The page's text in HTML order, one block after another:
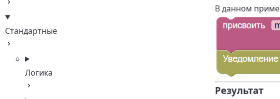
Стандартные
Логика
В данном
Результат